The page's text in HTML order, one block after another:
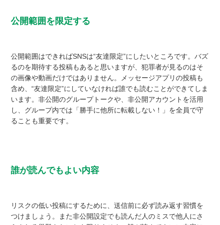
公開範囲を限定する
公開範囲はできればSNSは“友達限定”にしたいところです。バズ
るのを期待する投稿もあると思いますが、犯罪者が見るのはそ
の画像や動画だけではありません。メッセージアプリの投稿も
含め、“友達限定”にしていなければ誰でも読むことができてしま
います。非公開のグループトークや、非公開アカウントを活用
し、グループ内では「勝手に他所に転載しない！」を全員で守
ることも重要です。
誰が読んでもよい内容
リスクの低い投稿にするために、送信前に必ず読み返す習慣を
つけましょう。また非公開設定でも読んだ人のミスで他人にさ